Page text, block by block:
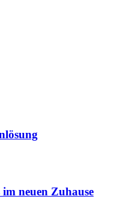
neuen Zuhause